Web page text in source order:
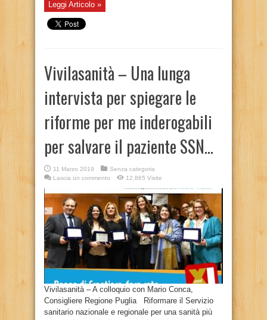
Leggi Articolo »
Vivilasanità – Una lunga
intervista per spiegare le
riforme per me inderogabili
per salvare il paziente SSN…
11 Marzo 2019
Senza categoria
Lascia un commento
12,865 Visite
Vivilasanità – A colloquio con Mario Conca,
Consigliere Regione Puglia Riformare il Servizio
sanitario nazionale e regionale per una sanità più